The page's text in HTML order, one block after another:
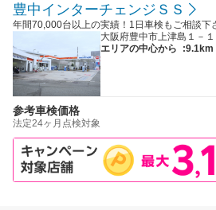
豊中インターチェンジＳＳ
年間70,000台以上の実績！1日車検もご相談下
大阪府豊中市上津島１－１
エリアの中心から
:9.1km
参考車検価格
法定24ヶ月点検対象